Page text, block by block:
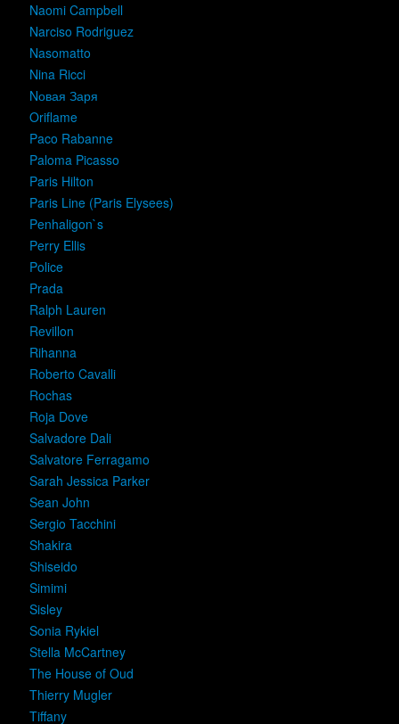
Naomi Campbell
Narciso Rodriguez
Nasomatto
Nina Ricci
Nовая Заря
Oriflame
Paco Rabanne
Paloma Picasso
Paris Hilton
Paris Line (Paris Elysees)
Penhaligon`s
Perry Ellis
Police
Prada
Ralph Lauren
Revillon
Rihanna
Roberto Cavalli
Rochas
Roja Dove
Salvadore Dali
Salvatore Ferragamo
Sarah Jessica Parker
Sean John
Sergio Tacchini
Shakira
Shiseido
Simimi
Sisley
Sonia Rykiel
Stella McCartney
The House of Oud
Thierry Mugler
Tiffany